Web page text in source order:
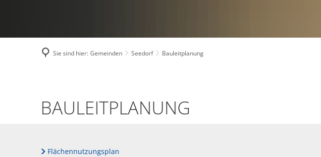
Sie sind hier: Gemeinden Seedorf Bauleitplanung
Bauleitplanung
BAULEITPLANUNG
Flächennutzungsplan